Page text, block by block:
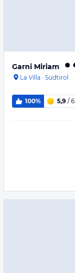
Garni Miriam
La Villa · Südtirol
100% 5,9 / 6